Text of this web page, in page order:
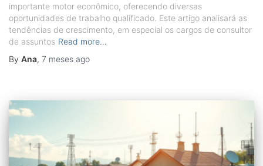
importante motor econômico, oferecendo diversas
oportunidades de trabalho qualificado. Este artigo analisará as
tendências de crescimento, em especial os cargos de consultor
de assuntos Read more…
By Ana, 7 meses ago